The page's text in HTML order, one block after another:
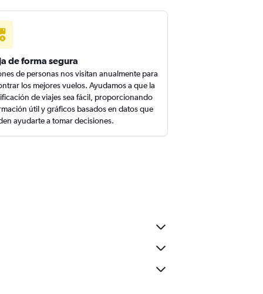
de forma segura
de personas nos visitan anualmente para
los mejores vuelos. Ayudamos a que la
de viajes sea fácil, proporcionando
útil y gráficos basados en datos que
ayudarte a tomar decisiones.